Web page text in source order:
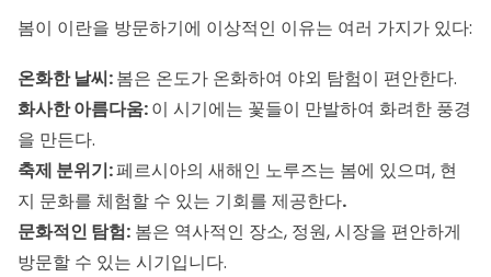
봄이 이란을 방문하기에 이상적인 이유는 여러 가지가 있다:
온화한 날씨:봄은 온도가 온화하여 야외 탐험이 편안한다.
화사한 아름다움:이 시기에는 꽃들이 만발하여 화려한 풍경
을 만든다.
축제 분위기:페르시아의 새해인 노루즈는 봄에 있으며, 현
지 문화를 체험할 수 있는 기회를 제공한다.
문화적인 탐험: 봄은 역사적인 장소, 정원, 시장을 편안하게
방문할 수 있는 시기입니다.